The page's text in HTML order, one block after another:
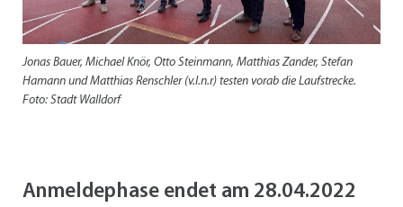
Jonas Bauer, Michael Knör, Otto Steinmann, Matthias Zander, Stefan
Hamann und Matthias Renschler (v.l.n.r) testen vorab die Laufstrecke.
Foto: Stadt Walldorf
Anmeldephase endet am 28.04.2022